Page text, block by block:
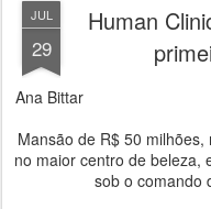
JUL
29
Human
Ana Bittar
Mansão de R$ 50
no maior centro de beleza,
sob o comando